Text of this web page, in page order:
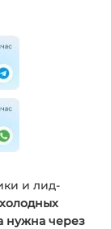
и лид-
нужна через